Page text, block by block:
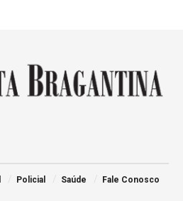
Policial Saúde Fale Conosco